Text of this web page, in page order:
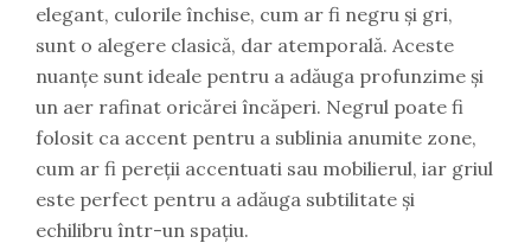
elegant, culorile închise, cum ar fi negru și gri,
sunt o alegere clasică, dar atemporală. Aceste
nuanțe sunt ideale pentru a adăuga profunzime și
un aer rafinat oricărei încăperi. Negrul poate fi
folosit ca accent pentru a sublinia anumite zone,
cum ar fi pereții accentuati sau mobilierul, iar griul
este perfect pentru a adăuga subtilitate și
echilibru într-un spațiu.